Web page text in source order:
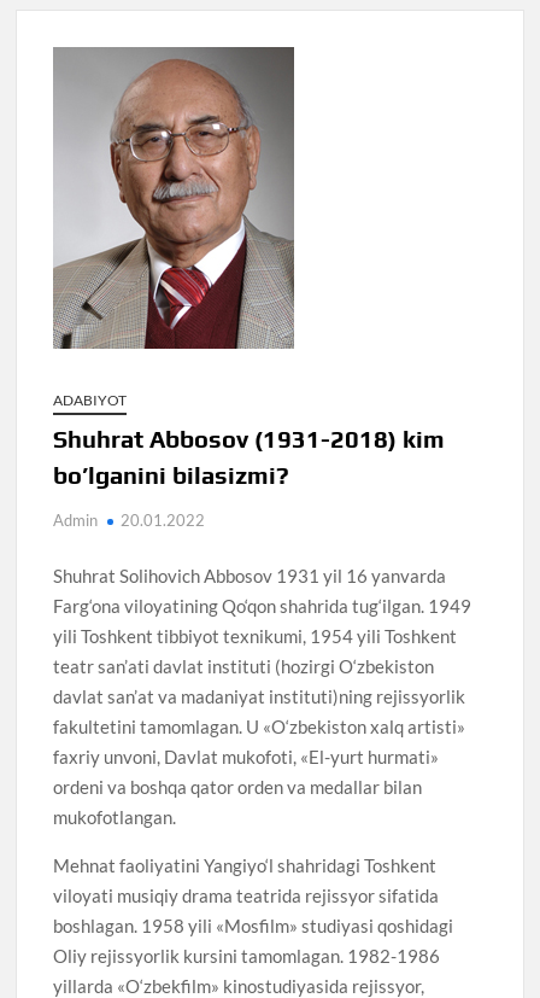
ADABIYOT
Shuhrat Abbosov (1931-2018) kim
bo’lganini bilasizmi?
Admin 20.01.2022
Shuhrat Solihovich Abbosov 1931 yil 16 yanvarda
Farg‘ona viloyatining Qo‘qon shahrida tug‘ilgan. 1949
yili Toshkent tibbiyot texnikumi, 1954 yili Toshkent
teatr san’ati davlat instituti (hozirgi O‘zbekiston
davlat san’at va madaniyat instituti)ning rejissyorlik
fakultetini tamomlagan. U «O‘zbekiston xalq artisti»
faxriy unvoni, Davlat mukofoti, «El-yurt hurmati»
ordeni va boshqa qator orden va medallar bilan
mukofotlangan.
Mehnat faoliyatini Yangiyo‘l shahridagi Toshkent
viloyati musiqiy drama teatrida rejissyor sifatida
boshlagan. 1958 yili «Mosfilm» studiyasi qoshidagi
Oliy rejissyorlik kursini tamomlagan. 1982-1986
yillarda «O‘zbekfilm» kinostudiyasida rejissyor,